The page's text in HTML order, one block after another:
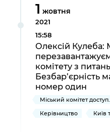
1 жовтня
2021
15:58
Олексій Кулеба:
комітету з
Безбар’єрність
номер один
Міський комітет доступності
Керівництво
Київ